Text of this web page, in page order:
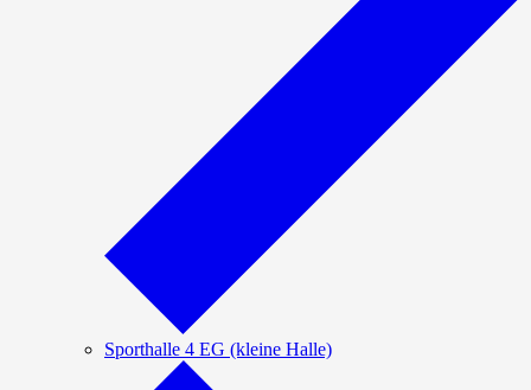
Sporthalle 4 EG (kleine Halle)